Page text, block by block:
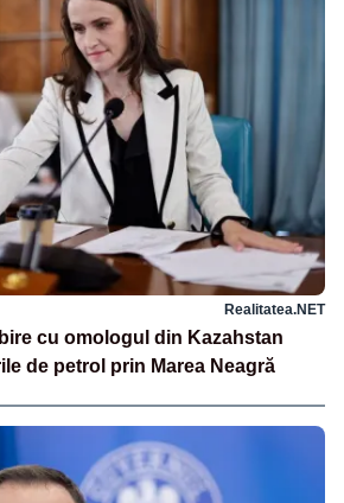
Realitatea.NET
cu omologul din Kazahstan
de petrol prin Marea Neagră